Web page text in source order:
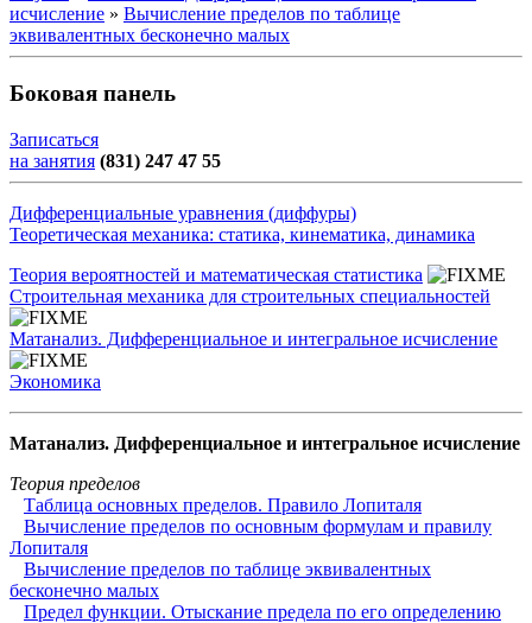
исчисление » Вычисление пределов по таблице
эквивалентных бесконечно малых
Боковая панель
Записаться
на занятия (831) 247 47 55
Дифференциальные уравнения (диффуры)
Теоретическая механика: статика, кинематика, динамика
Теория вероятностей и математическая статистика
Строительная механика для строительных специальностей
Матанализ. Дифференциальное и интегральное исчисление
Экономика
Матанализ. Дифференциальное и интегральное исчисление
Теория пределов
Таблица основных пределов. Правило Лопиталя
Вычисление пределов по основным формулам и правилу
Лопиталя
Вычисление пределов по таблице эквивалентных
бесконечно малых
Предел функции. Отыскание предела по его определению